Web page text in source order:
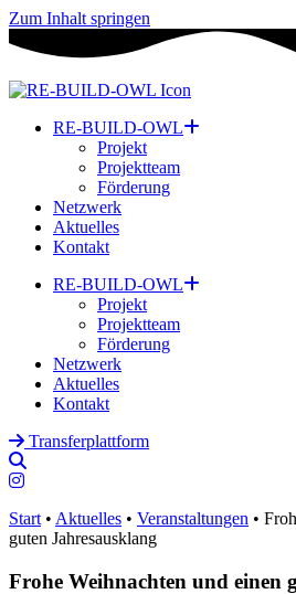
Zum Inhalt springen
RE-BUILD-OWL
Projekt
Projektteam
Förderung
Netzwerk
Aktuelles
Kontakt
RE-BUILD-OWL
Projekt
Projektteam
Förderung
Netzwerk
Aktuelles
Kontakt
Transferplattform
Start • Aktuelles • Veranstaltungen •
guten Jahresausklang
Frohe Weihnachten und einen